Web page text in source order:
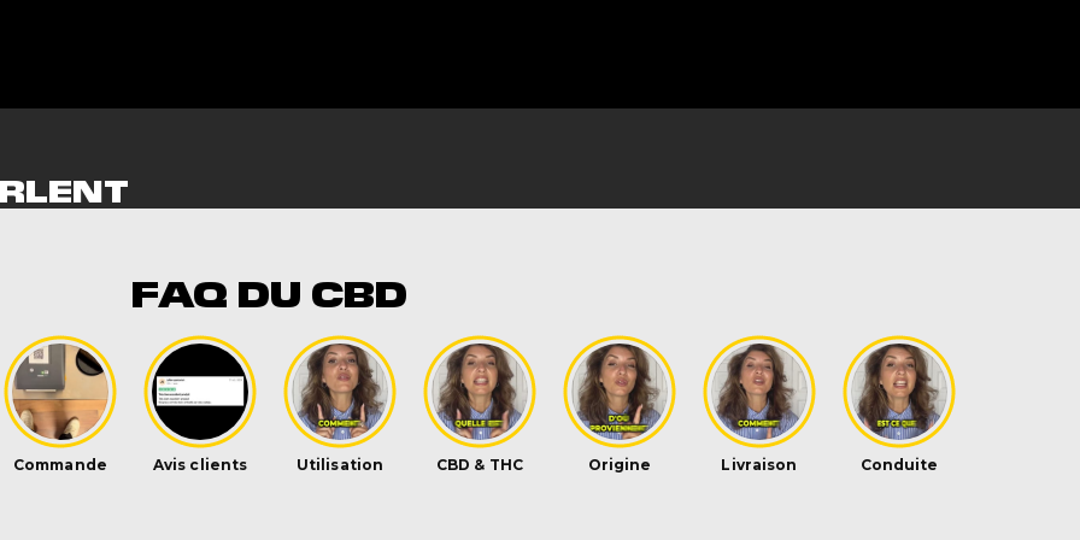
Time)
derrière parce que elle est vraiment bonne et elle sent fort
FAQ DU CBD